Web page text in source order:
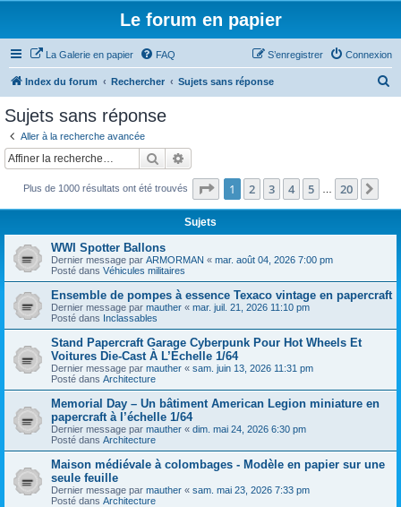
Le forum en papier
La Galerie en papier FAQ Connexion
S’enregistrer
Index du forum Rechercher Sujets sans réponse
c
Sujets sans réponse
Aller à la recherche avancée
Rechercher
Plus de 1000 résultats ont été trouvés Page 1sur20
1 2 3 4 5 20
Sujets
WWI Spotter Ballons
Dernier message par ARMORMAN « mar. août 04, 2026 7:00 pm
Posté dans Véhicules militaires
Ensemble de pompes à essence Texaco vintage en papercraft
Dernier message par mauther « mar. juil. 21, 2026 11:10 pm
Posté dans Inclassables
Stand Papercraft Garage Cyberpunk Pour Hot Wheels Et
Voitures Die-Cast À L’Échelle 1/64
Dernier message par mauther « sam. juin 13, 2026 11:31 pm
Posté dans Architecture
Memorial Day – Un bâtiment American Legion miniature en
papercraft à l’échelle 1/64
Dernier message par mauther « dim. mai 24, 2026 6:30 pm
Posté dans Architecture
Maison médiévale à colombages - Modèle en papier sur une
seule feuille
Dernier message par mauther « sam. mai 23, 2026 7:33 pm
Posté dans Architecture